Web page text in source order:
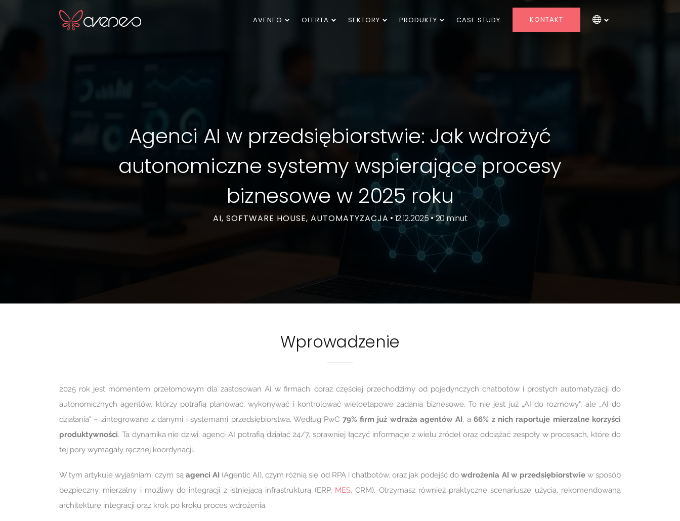
AVENEO OFERTA SEKTORY PRODUKTY CASE STUDY KONTAKT
Agenci AI w przedsiębiorstwie: Jak wdrożyć
autonomiczne systemy wspierające procesy
biznesowe w 2025 roku
AI, SOFTWARE HOUSE, AUTOMATYZACJA • 12.12.2025 • 20 minut
Wprowadzenie
2025 rok jest momentem przełomowym dla zastosowań AI w firmach: coraz częściej przechodzimy od pojedynczych chatbotów i prostych automatyzacji do
autonomicznych agentów, którzy potrafią planować, wykonywać i kontrolować wieloetapowe zadania biznesowe. To nie jest już „AI do rozmowy", ale „AI do
działania" – zintegrowane z danymi i systemami przedsiębiorstwa. Według PwC 79% firm już wdraża agentów AI, a66% z nich raportuje mierzalne korzyści
produktywności. Ta dynamika nie dziwi: agenci AI potrafią działać 24/7, sprawniej łączyć informacje z wielu źródeł oraz odciążać zespoły w procesach, które do
tej pory wymagały ręcznej koordynacji.
W tym artykule wyjaśniam, czym są agenci AI (Agentic AI), czym różnią się od RPA i chatbotów, oraz jak podejść dowdrożenia AI w przedsiębiorstwiew sposób
bezpieczny, mierzalny i możliwy do integracji z istniejącą infrastrukturą (ERP, MES, CRM). Otrzymasz również praktyczne scenariusze użycia, rekomendowaną
architekturę integracji oraz krok po kroku proces wdrożenia.